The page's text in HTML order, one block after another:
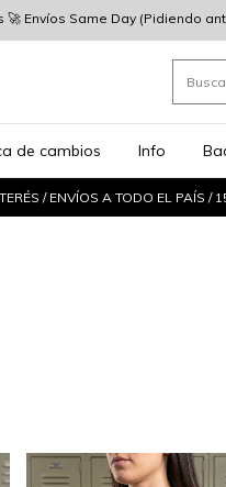
🚀 Envíos Same Day (Pidiendo
de cambios Info
/ ENVÍOS A TODO EL PAÍS /